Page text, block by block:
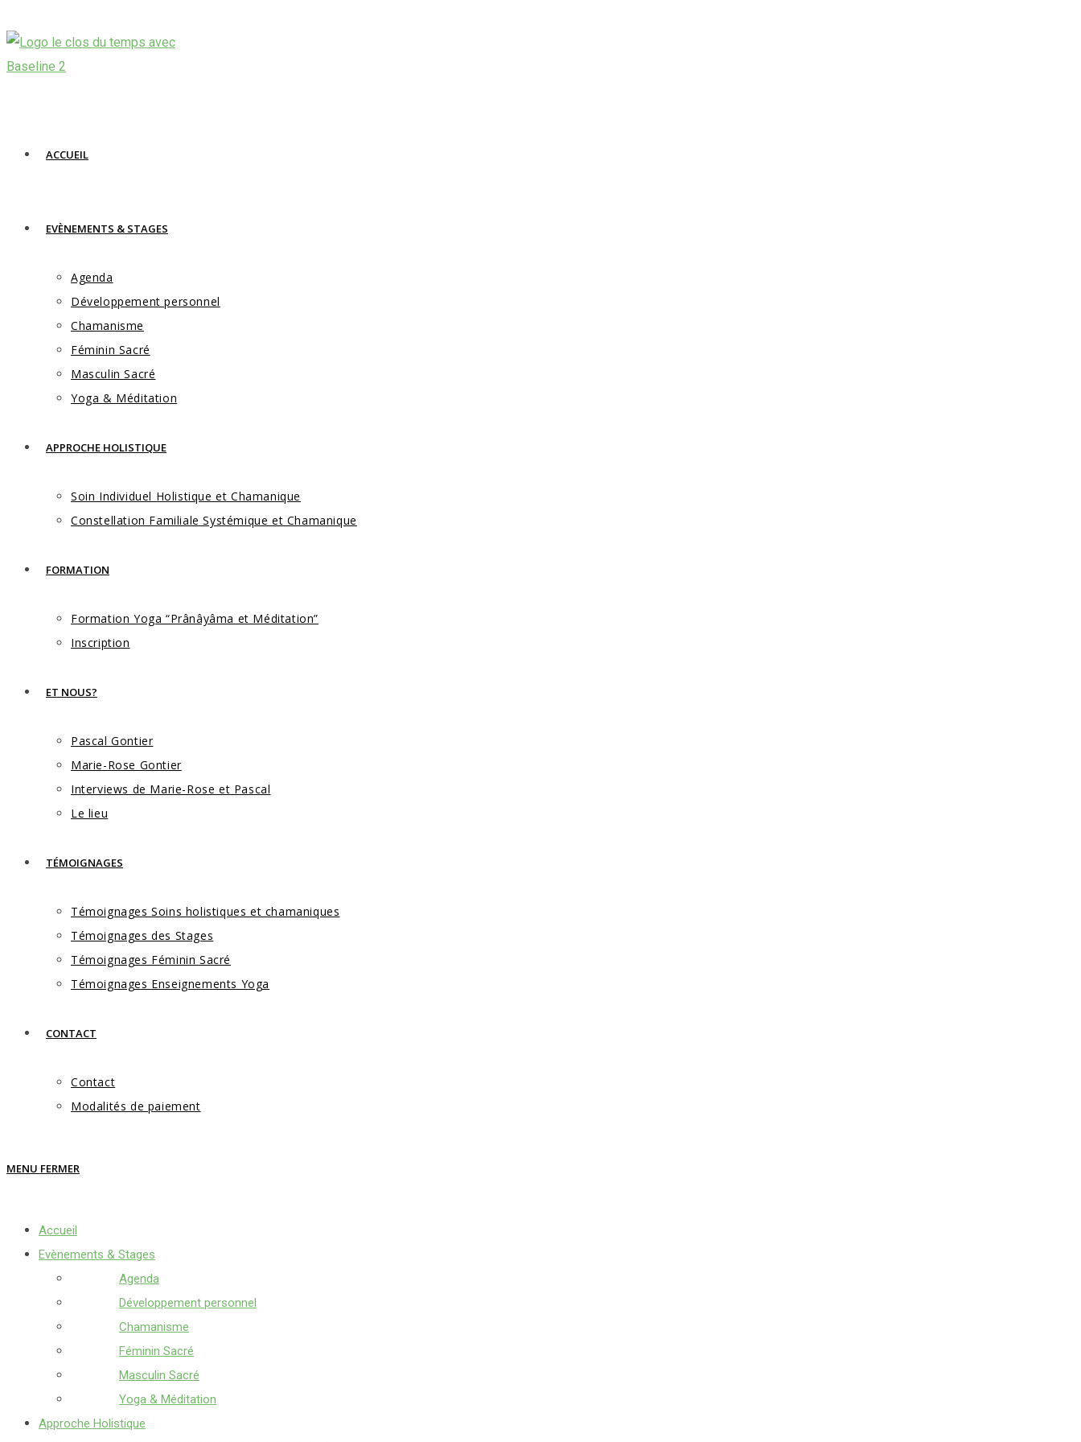
to
content
ACCUEIL
EVÈNEMENTS & STAGES
Agenda
Développement personnel
Chamanisme
Féminin Sacré
Masculin Sacré
Yoga & Méditation
APPROCHE HOLISTIQUE
Soin Individuel Holistique et Chamanique
Constellation Familiale Systémique et Chamanique
FORMATION
Formation Yoga “Prânâyâma et Méditation”
Inscription
ET NOUS?
Pascal Gontier
Marie-Rose Gontier
Interviews de Marie-Rose et Pascal
Le lieu
TÉMOIGNAGES
Témoignages Soins holistiques et chamaniques
Témoignages des Stages
Témoignages Féminin Sacré
Témoignages Enseignements Yoga
CONTACT
Contact
Modalités de paiement
MENU FERMER
Accueil
Evènements & Stages
Agenda
Développement personnel
Chamanisme
Féminin Sacré
Masculin Sacré
Yoga & Méditation
Approche Holistique